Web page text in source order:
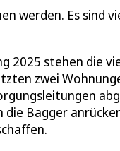
werden. Es sind
2025 stehen die
zwei
Bagger